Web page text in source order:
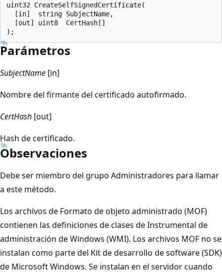
uint32 CreateSelfSignedCertificate(
  [in]  string SubjectName,
  [out] uint8  CertHash[]
Parámetros
SubjectName [in]
Nombre del firmante del certificado autofirmado.
CertHash [out]
Hash de certificado.
Observaciones
Debe ser miembro del grupo Administradores para llamar
a este método.
Los archivos de Formato de objeto administrado (MOF)
contienen las definiciones de clases de Instrumental de
administración de Windows (WMI). Los archivos MOF no se
instalan como parte del Kit de desarrollo de software (SDK)
de Microsoft Windows. Se instalan en el servidor cuando